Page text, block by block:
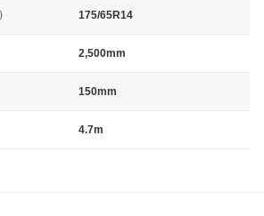
175/65R14
2,500mm
150mm
4.7m